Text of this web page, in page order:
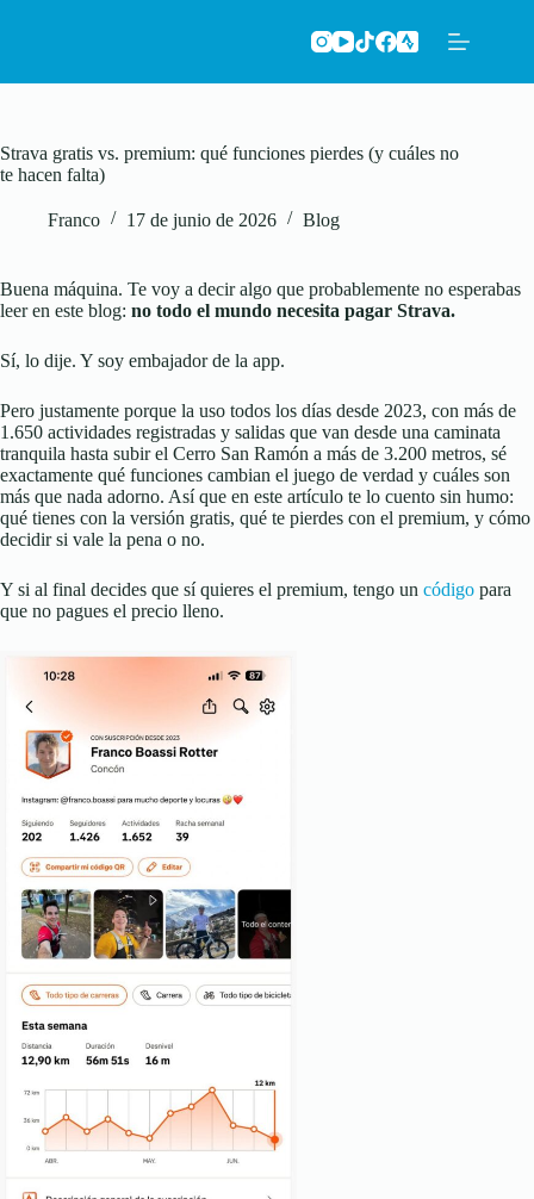
Strava gratis vs. premium: qué funciones pierdes (y cuáles no
te hacen falta)
Franco 17 de junio de 2026 Blog
Buena máquina. Te voy a decir algo que probablemente no esperabas
leer en este blog: no todo el mundo necesita pagar Strava.
Sí, lo dije. Y soy embajador de la app.
Pero justamente porque la uso todos los días desde 2023, con más de
1.650 actividades registradas y salidas que van desde una caminata
tranquila hasta subir el Cerro San Ramón a más de 3.200 metros, sé
exactamente qué funciones cambian el juego de verdad y cuáles son
más que nada adorno. Así que en este artículo te lo cuento sin humo:
qué tienes con la versión gratis, qué te pierdes con el premium, y cómo
decidir si vale la pena o no.
Y si al final decides que sí quieres el premium, tengo un código para
que no pagues el precio lleno.